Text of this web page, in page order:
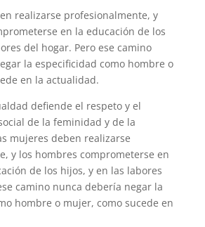
realizarse profesionalmente, y
en la educación de los
del hogar. Pero ese camino
la especificidad como hombre o
en la actualidad.
defiende el respeto y el
de la feminidad y de la
mujeres deben realizarse
y los hombres comprometerse en
de los hijos, y en las labores
camino nunca debería negar la
hombre o mujer, como sucede en